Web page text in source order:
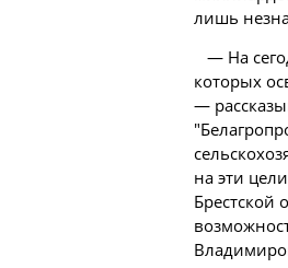
лишь
— На
которых
—
на эти
Брестской